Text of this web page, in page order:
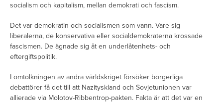
socialism och kapitalism, mellan demokrati och fascism.
Det var demokratin och socialismen som vann. Vare sig
liberalerna, de konservativa eller socialdemokraterna krossade
fascismen. De ägnade sig åt en underlåtenhets- och
eftergiftspolitik.
I omtolkningen av andra världskriget försöker borgerliga
debattörer få det till att Nazityskland och Sovjetunionen var
allierade via Molotov-Ribbentrop-pakten. Fakta är att det var en